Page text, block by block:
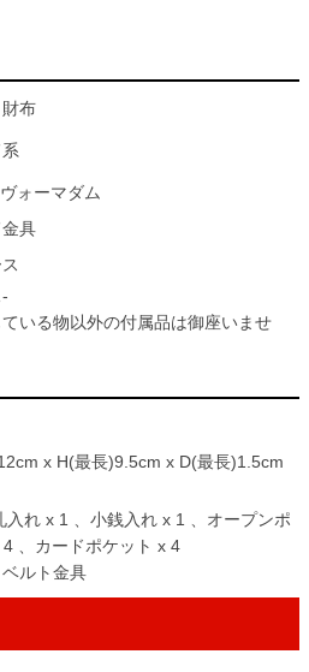
布
ォーマダム
具
いる物以外の付属品は御座いませ
x H(最長)9.5cm x D(最長)1.5cm
入れ x 1 、小銭入れ x 1 、オープンポ
、カードポケット x 4
ルト金具